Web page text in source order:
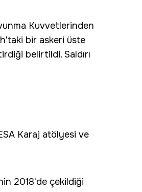
Kuvvetlerinden
bir askeri üste
belirtildi. Saldırı
Karaj atölyesi ve
2018'de çekildiği